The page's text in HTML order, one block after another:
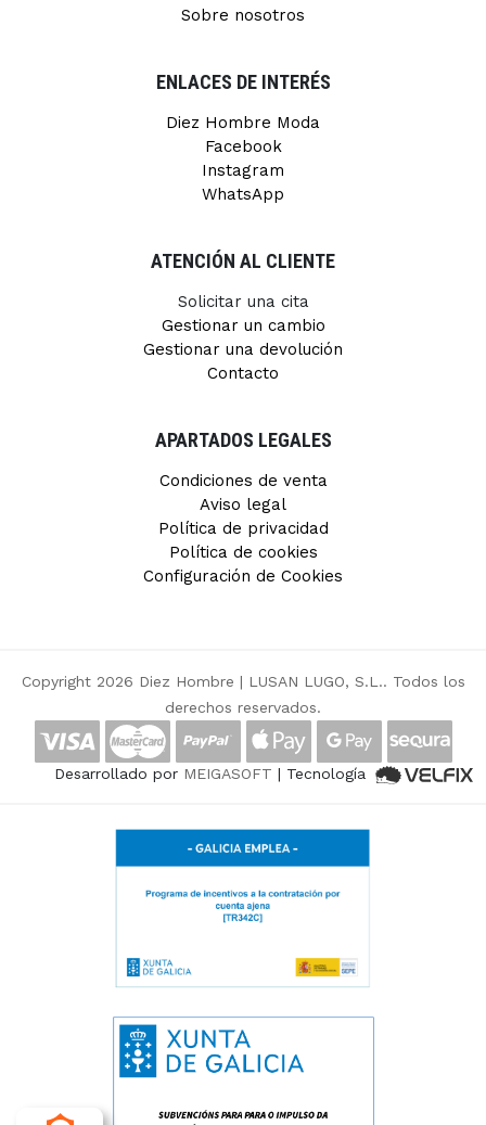
Sobre nosotros
ENLACES DE INTERÉS
Diez Hombre Moda
Facebook
Instagram
WhatsApp
ATENCIÓN AL CLIENTE
Solicitar una cita
Gestionar un cambio
Gestionar una devolución
Contacto
APARTADOS LEGALES
Condiciones de venta
Aviso legal
Política de privacidad
Política de cookies
Configuración de Cookies
Copyright 2026 Diez Hombre | LUSAN LUGO, S.L.. Todos los
derechos reservados.
Desarrollado por MEIGASOFT | Tecnología